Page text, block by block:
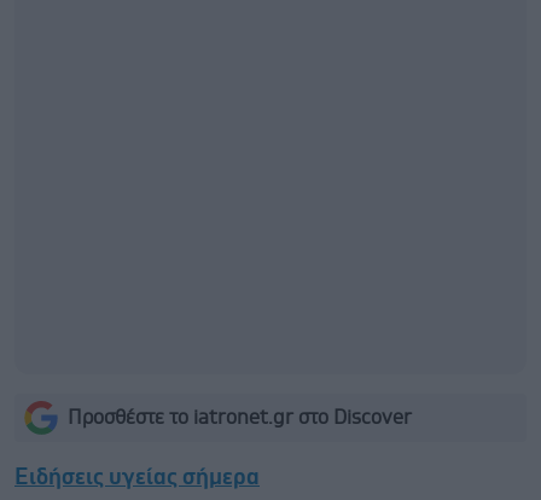
Προσθέστε το iatronet.gr στο Discover
Ειδήσεις υγείας σήμερα